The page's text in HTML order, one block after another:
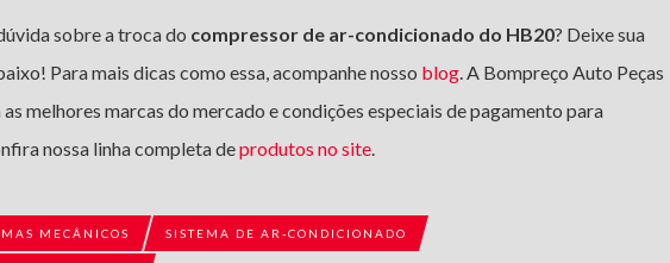
sobre a troca do compressor de ar-condicionado do HB20? Deixe sua
Para mais dicas como essa, acompanhe nosso blog. A Bompreço Auto Peças
melhores marcas do mercado e condições especiais de pagamento para
nossa linha completa deprodutos no site.
MECÂNICOS SISTEMA DE AR-CONDICIONADO